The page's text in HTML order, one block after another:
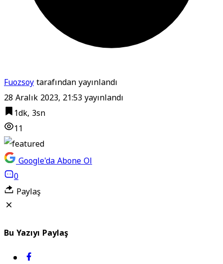
Fuozsoytarafından yayınlandı
28 Aralık 2023, 21:53yayınlandı
1dk, 3sn
11
Google'da Abone Ol
0
Paylaş
Bu Yazıyı Paylaş